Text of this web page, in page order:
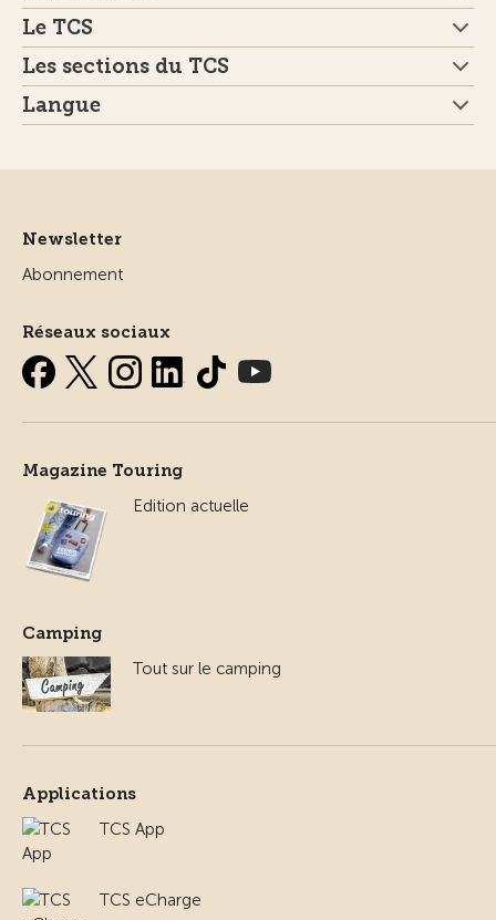
Le TCS
Les sections du TCS
Langue
Newsletter
Abonnement
Réseaux sociaux
Magazine Touring
Edition actuelle
Camping
Tout sur le camping
Applications
TCS App
TCS eCharge